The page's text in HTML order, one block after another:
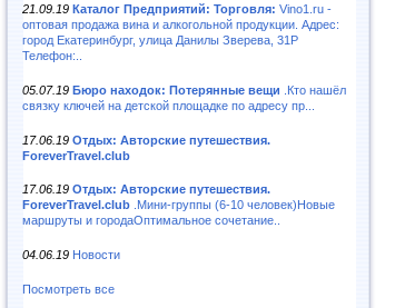
21.09.19 Каталог Предприятий: Торговля: Vino1.ru -
оптовая продажа вина и алкогольной продукции. Адрес:
город Екатеринбург, улица Данилы Зверева, 31Р
Телефон:..
05.07.19 Бюро находок: Потерянные вещи .Кто нашёл
связку ключей на детской площадке по адресу пр...
17.06.19 Отдых: Авторские путешествия.
ForeverTravel.club
17.06.19 Отдых: Авторские путешествия.
ForeverTravel.club .Мини-группы (6-10 человек)Новые
маршруты и городаОптимальное сочетание..
04.06.19 Новости
Посмотреть все